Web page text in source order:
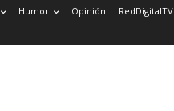
Humor Opinión RedDigitalTV